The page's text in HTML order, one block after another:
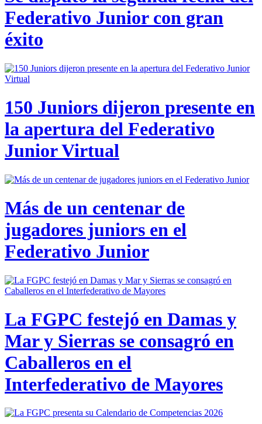
Federativo Junior con gran
éxito
150 Juniors dijeron presente en
la apertura del Federativo
Junior Virtual
Más de un centenar de
jugadores juniors en el
Federativo Junior
La FGPC festejó en Damas y
Mar y Sierras se consagró en
Caballeros en el
Interfederativo de Mayores